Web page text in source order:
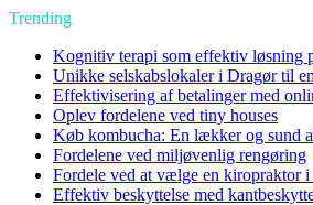
Trending
Kognitiv terapi som effektiv løsning
Unikke selskabslokaler i Dragør til
Effektivisering af betalinger med
Oplev fordelene ved tiny houses
Køb kombucha: En lækker og sund
Fordelene ved miljøvenlig rengøring
Fordele ved at vælge en kiropraktor i
Effektiv beskyttelse med